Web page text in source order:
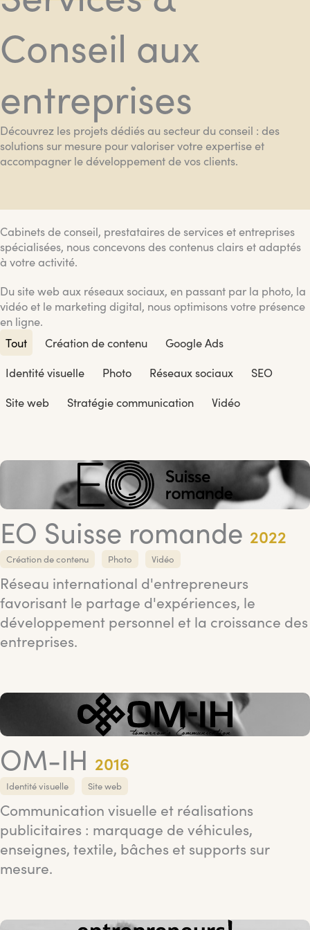
Conseil aux
entreprises
Découvrez les projets dédiés au secteur du conseil : des
solutions sur mesure pour valoriser votre expertise et
accompagner le développement de vos clients.
Cabinets de conseil, prestataires de services et entreprises
spécialisées, nous concevons des contenus clairs et adaptés
à votre activité.
Du site web aux réseaux sociaux, en passant par la photo, la
vidéo et le marketing digital, nous optimisons votre présence
en ligne.
Tout
Création de contenu
Google Ads
Identité visuelle
Photo Réseaux sociaux
SEO
Site web
Stratégie communication Vidéo
EO Suisse romande 2022
Création de contenu Photo Vidéo
Réseau international d'entrepreneurs
favorisant le partage d'expériences, le
développement personnel et la croissance des
entreprises.
OM-IH 2016
Identité visuelle Site web
Communication visuelle et réalisations
publicitaires : marquage de véhicules,
enseignes, textile, bâches et supports sur
mesure.